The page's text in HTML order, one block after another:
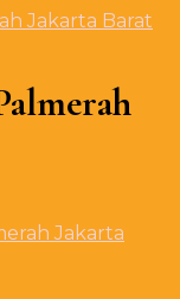
Jakarta Barat